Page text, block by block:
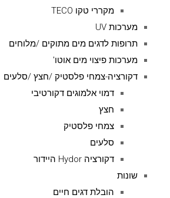
מקררי טקו TECO
מערכות UV
תרופות לדגים מים מתוקים /מלוחים
מערכות פיצוי מים אוטו'
דקורציה-צמחי פלסטיק /חצץ /סלעים
דמוי אלמוגים דקורטיבי
חצץ
צמחי פלסטיק
סלעים
דקורציה Hydor היידור
שונות
הובלת דגים חיים